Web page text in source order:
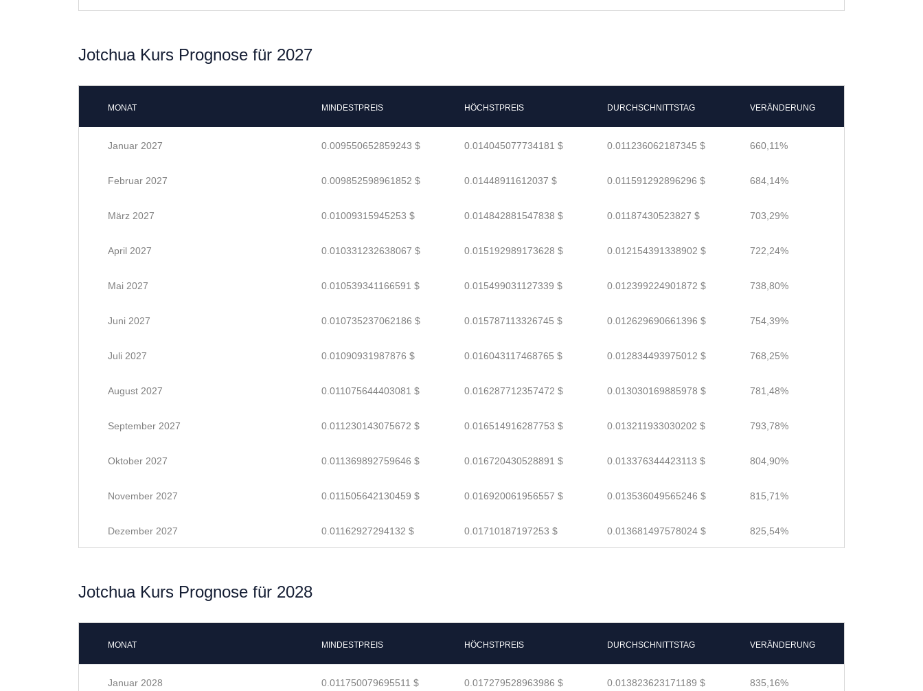
Jotchua Kurs Prognose für 2027
MONAT MINDESTPREIS HÖCHSTPREIS DURCHSCHNITTSTAG VERÄNDERUNG
Januar 2027 0.009550652859243 $ 0.014045077734181 $ 0.011236062187345 $ 660,11%
Februar 2027 0.009852598961852 $ 0.01448911612037 $ 0.011591292896296 $ 684,14%
März 2027 0.01009315945253 $ 0.014842881547838 $ 0.01187430523827 $ 703,29%
April 2027 0.010331232638067 $ 0.015192989173628 $ 0.012154391338902 $ 722,24%
Mai 2027 0.010539341166591 $ 0.015499031127339 $ 0.012399224901872 $ 738,80%
Juni 2027 0.010735237062186 $ 0.015787113326745 $ 0.012629690661396 $ 754,39%
Juli 2027 0.01090931987876 $ 0.016043117468765 $ 0.012834493975012 $ 768,25%
August 2027 0.011075644403081 $ 0.016287712357472 $ 0.013030169885978 $ 781,48%
September 2027 0.011230143075672 $ 0.016514916287753 $ 0.013211933030202 $ 793,78%
Oktober 2027 0.011369892759646 $ 0.016720430528891 $ 0.013376344423113 $ 804,90%
November 2027 0.011505642130459 $ 0.016920061956557 $ 0.013536049565246 $ 815,71%
Dezember 2027 0.01162927294132 $ 0.01710187197253 $ 0.013681497578024 $ 825,54%
Jotchua Kurs Prognose für 2028
MONAT MINDESTPREIS HÖCHSTPREIS DURCHSCHNITTSTAG VERÄNDERUNG
Januar 2028 0.011750079695511 $ 0.017279528963986 $ 0.013823623171189 $ 835,16%